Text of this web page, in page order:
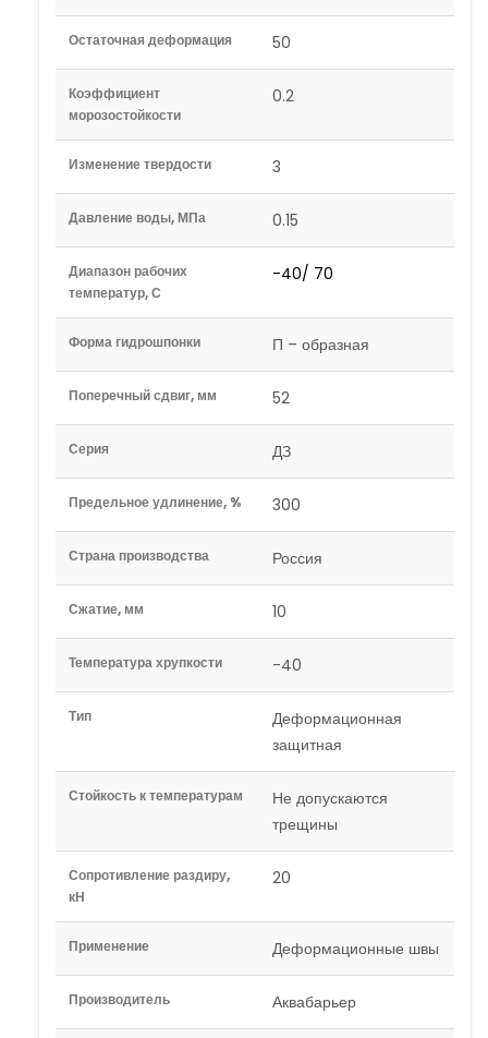
Остаточная деформация 50
Коэффициент
морозостойкости
0.2
Изменение твердости 3
Давление воды, МПа 0.15
Диапазон рабочих
температур, С
-40/ 70
Форма гидрошпонки П – образная
Поперечный сдвиг, мм 52
Серия ДЗ
Предельное удлинение, % 300
Страна производства Россия
Сжатие, мм 10
Температура хрупкости -40
Тип
Деформационная
защитная
Стойкость к температурам
Не допускаются
трещины
Сопротивление раздиру,
кН
20
Применение Деформационные швы
Производитель Аквабарьер